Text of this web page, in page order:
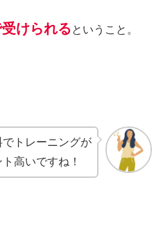
けられるということ。
トレーニングが
高いですね！